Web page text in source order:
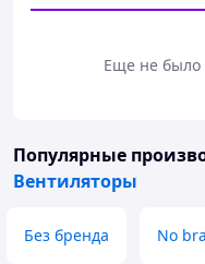
легко
Функция поворота
обеспечивают
позволяет
Еще не было
Популярные
Вентиляторы
Без бренда No